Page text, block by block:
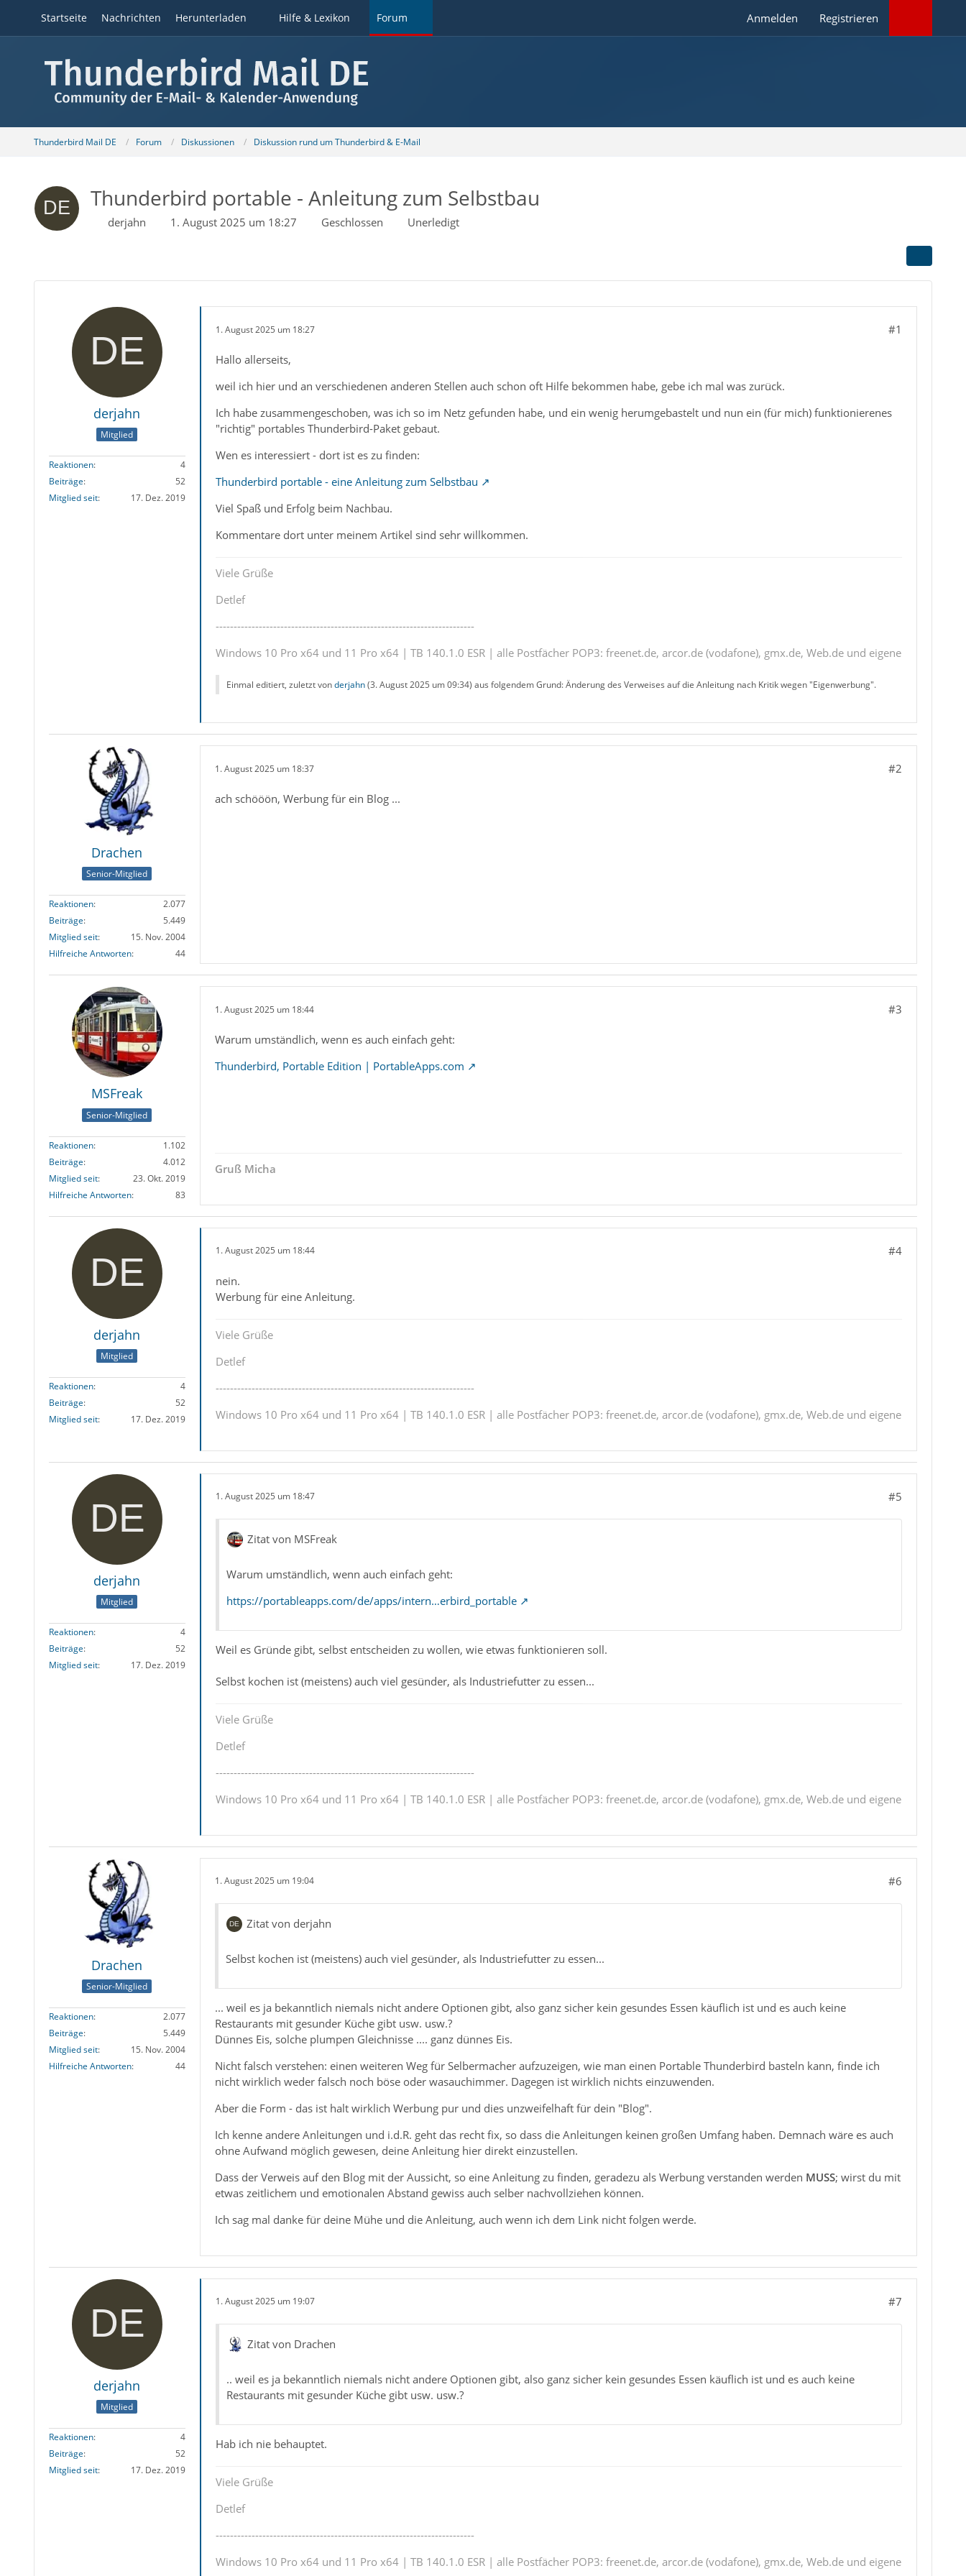
Startseite Nachrichten Herunterladen Hilfe & Lexikon Forum Anmelden Registrieren
Thunderbird Mail DE Forum Diskussionen Diskussion rund um Thunderbird & E-Mail
Thunderbird portable - Anleitung zum Selbstbau
derjahn 1. August 2025 um 18:27 Geschlossen Unerledigt
derjahn
Mitglied
Reaktionen
4
Beiträge
52
Mitglied seit
17. Dez. 2019
1. August 2025 um 18:27 #1
Hallo allerseits,
weil ich hier und an verschiedenen anderen Stellen auch schon oft Hilfe bekommen habe, gebe ich mal was zurück.
Ich habe zusammengeschoben, was ich so im Netz gefunden habe, und ein wenig herumgebastelt und nun ein (für mich) funktionierenes
"richtig" portables Thunderbird-Paket gebaut.
Wen es interessiert - dort ist es zu finden:
Thunderbird portable - eine Anleitung zum Selbstbau
Viel Spaß und Erfolg beim Nachbau.
Kommentare dort unter meinem Artikel sind sehr willkommen.
Viele Grüße
Detlef
------------------------------------------------------------------------
Windows 10 Pro x64 und 11 Pro x64 | TB 140.1.0 ESR | alle Postfächer POP3: freenet.de, arcor.de (vodafone), gmx.de, Web.de und eigene
Einmal editiert, zuletzt vonderjahn(3. August 2025 um 09:34) aus folgendem Grund: Änderung des Verweises auf die Anleitung nach Kritik wegen "Eigenwerbung".
Drachen
Senior-Mitglied
Reaktionen
2.077
Beiträge
5.449
Mitglied seit
15. Nov. 2004
Hilfreiche Antworten
44
1. August 2025 um 18:37 #2
ach schööön, Werbung für ein Blog ...
MSFreak
Senior-Mitglied
Reaktionen
1.102
Beiträge
4.012
Mitglied seit
23. Okt. 2019
Hilfreiche Antworten
83
1. August 2025 um 18:44 #3
Warum umständlich, wenn es auch einfach geht:
Thunderbird, Portable Edition | PortableApps.com
Gruß Micha
derjahn
Mitglied
Reaktionen
4
Beiträge
52
Mitglied seit
17. Dez. 2019
1. August 2025 um 18:44 #4
nein.
Werbung für eine Anleitung.
Viele Grüße
Detlef
------------------------------------------------------------------------
Windows 10 Pro x64 und 11 Pro x64 | TB 140.1.0 ESR | alle Postfächer POP3: freenet.de, arcor.de (vodafone), gmx.de, Web.de und eigene
derjahn
Mitglied
Reaktionen
4
Beiträge
52
Mitglied seit
17. Dez. 2019
1. August 2025 um 18:47 #5
Zitat von MSFreak
Warum umständlich, wenn auch einfach geht:
https://portableapps.com/de/apps/intern…erbird_portable
Weil es Gründe gibt, selbst entscheiden zu wollen, wie etwas funktionieren soll.
Selbst kochen ist (meistens) auch viel gesünder, als Industriefutter zu essen...
Viele Grüße
Detlef
------------------------------------------------------------------------
Windows 10 Pro x64 und 11 Pro x64 | TB 140.1.0 ESR | alle Postfächer POP3: freenet.de, arcor.de (vodafone), gmx.de, Web.de und eigene
Drachen
Senior-Mitglied
Reaktionen
2.077
Beiträge
5.449
Mitglied seit
15. Nov. 2004
Hilfreiche Antworten
44
1. August 2025 um 19:04 #6
Zitat von derjahn
Selbst kochen ist (meistens) auch viel gesünder, als Industriefutter zu essen...
... weil es ja bekanntlich niemals nicht andere Optionen gibt, also ganz sicher kein gesundes Essen käuflich ist und es auch keine
Restaurants mit gesunder Küche gibt usw. usw.?
Dünnes Eis, solche plumpen Gleichnisse .... ganz dünnes Eis.
Nicht falsch verstehen: einen weiteren Weg für Selbermacher aufzuzeigen, wie man einen Portable Thunderbird basteln kann, finde ich
nicht wirklich weder falsch noch böse oder wasauchimmer. Dagegen ist wirklich nichts einzuwenden.
Aber die Form - das ist halt wirklich Werbung pur und dies unzweifelhaft für dein "Blog".
Ich kenne andere Anleitungen und i.d.R. geht das recht fix, so dass die Anleitungen keinen großen Umfang haben. Demnach wäre es auch
ohne Aufwand möglich gewesen, deine Anleitung hier direkt einzustellen.
Dass der Verweis auf den Blog mit der Aussicht, so eine Anleitung zu finden, geradezu als Werbung verstanden werden MUSS; wirst du mit
etwas zeitlichem und emotionalen Abstand gewiss auch selber nachvollziehen können.
Ich sag mal danke für deine Mühe und die Anleitung, auch wenn ich dem Link nicht folgen werde.
derjahn
Mitglied
Reaktionen
4
Beiträge
52
Mitglied seit
17. Dez. 2019
1. August 2025 um 19:07 #7
Zitat von Drachen
.. weil es ja bekanntlich niemals nicht andere Optionen gibt, also ganz sicher kein gesundes Essen käuflich ist und es auch keine
Restaurants mit gesunder Küche gibt usw. usw.?
Hab ich nie behauptet.
Viele Grüße
Detlef
------------------------------------------------------------------------
Windows 10 Pro x64 und 11 Pro x64 | TB 140.1.0 ESR | alle Postfächer POP3: freenet.de, arcor.de (vodafone), gmx.de, Web.de und eigene